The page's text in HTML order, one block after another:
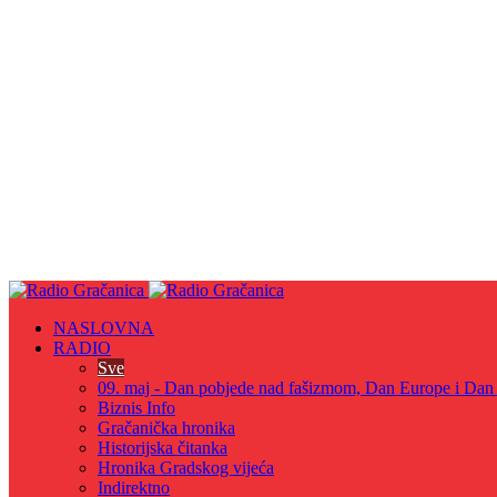
NASLOVNA
RADIO
Sve
09. maj - Dan pobjede nad fašizmom, Dan Europe i
Biznis Info
Gračanička hronika
Historijska čitanka
Hronika Gradskog vijeća
Indirektno